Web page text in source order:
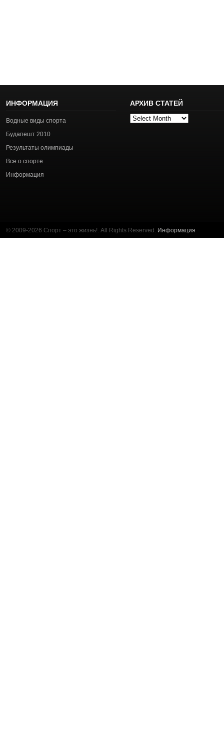
ИНФОРМАЦИЯ
Водные виды спорта
Будапешт 2010
Результаты олимпиады
Все о спорте
Информация
АРХИВ СТАТЕЙ
Архив
© 2009-2026 Спорт – это жизнь!. All Rights Reserved. Информация